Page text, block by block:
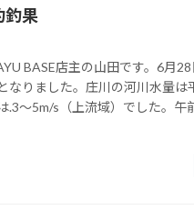
釣果
BASE店主の山田です。6月
なりました。庄川の河川水量は
.3～5m/s（上流域）でした。午